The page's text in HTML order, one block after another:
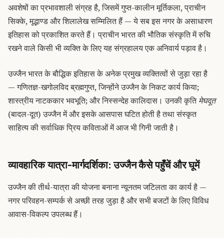
अवशेषों का प्रभावशाली संग्रह है, जिसमें गुप्त-कालीन मूर्तिकला, प्राचीन
सिक्के, मृद्भाण्ड और शिलालेख सम्मिलित हैं — ये सब इस नगर के असाधारण
इतिहास को प्रकाशित करते हैं। प्राचीन भारत की भौतिक संस्कृति में रुचि
रखने वाले किसी भी व्यक्ति के लिए यह संग्रहालय एक अनिवार्य पड़ाव है।
उज्जैन भारत के बौद्धिक इतिहास के अनेक प्रमुख व्यक्तित्वों से जुड़ा रहा है
— गणितज्ञ-खगोलविद ब्रह्मगुप्त, जिन्होंने उज्जैन के निकट कार्य किया;
शास्त्रीय नाटककार भवभूति; और निस्सन्देह कालिदास। उनकी कृतिमेघदूत
(बादल-दूत) उज्जैन में और इसके आसपास घटित होती है तथा संस्कृत
साहित्य की सर्वाधिक प्रिय कविताओं में आज भी गिनी जाती है।
व्यावहारिक यात्रा-मार्गदर्शिका: उज्जैन कैसे पहुँचें और घूमें
उज्जैन की तीर्थ-यात्रा की योजना बनाना न्यूनतम जटिलता का कार्य है —
नगर परिवहन-सम्पर्क से अच्छी तरह जुड़ा है और सभी बजटों के लिए विविध
आवास-विकल्प उपलब्ध हैं।